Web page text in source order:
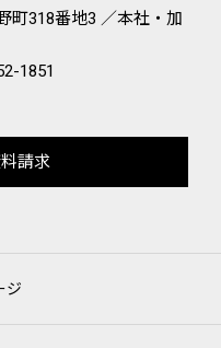
318番地3 ／本社・加
1851
請求
ジ